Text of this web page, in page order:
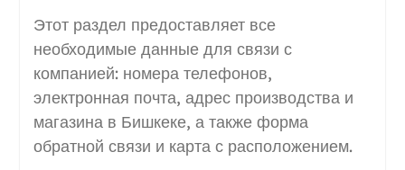
Этот раздел предоставляет все
необходимые данные для связи с
компанией: номера телефонов,
электронная почта, адрес производства и
магазина в Бишкеке, а также форма
обратной связи и карта с расположением.